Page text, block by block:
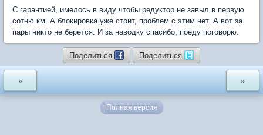
С гарантией, имелось в виду чтобы редуктор не завыл в первую
сотню км. А блокировка уже стоит, проблем с этим нет. А вот за
пары никто не берется. И за наводку спасибо, поеду поговорю.
Поделиться Поделиться
« »
Полная версия